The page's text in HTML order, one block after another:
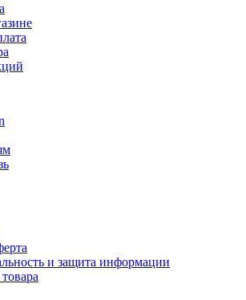
и защита информации